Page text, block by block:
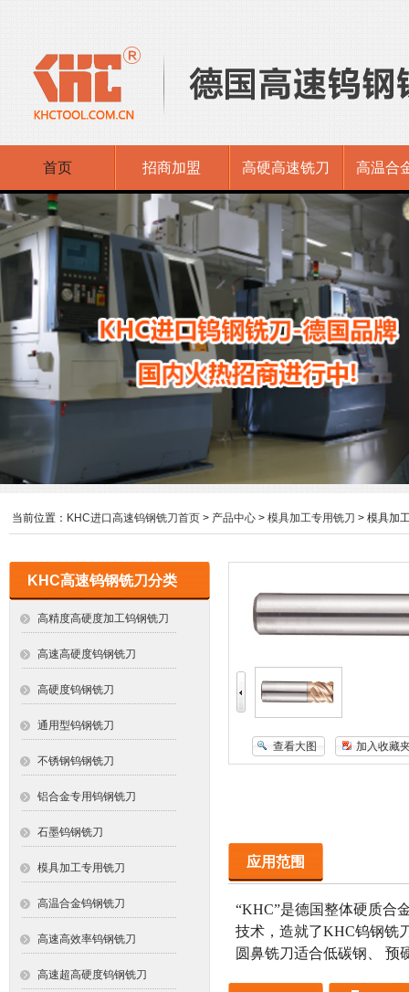
首页 招商加盟 高硬高速铣刀 高温合
当前位置： KHC进口高速钨钢铣刀首页 > 产品中心 > 模具加工专用铣刀 > 模具加
KHC高速钨钢铣刀分类
高精度高硬度加工钨钢铣刀
高速高硬度钨钢铣刀
高硬度钨钢铣刀
通用型钨钢铣刀
不锈钢钨钢铣刀
铝合金专用钨钢铣刀
石墨钨钢铣刀
模具加工专用铣刀
高温合金钨钢铣刀
高速高效率钨钢铣刀
高速超高硬度钨钢铣刀
查看大图 加入收藏
应用范围
“KHC”是德国整体硬质合
技术，造就了KHC钨钢铣
圆鼻铣刀适合低碳钢、 预